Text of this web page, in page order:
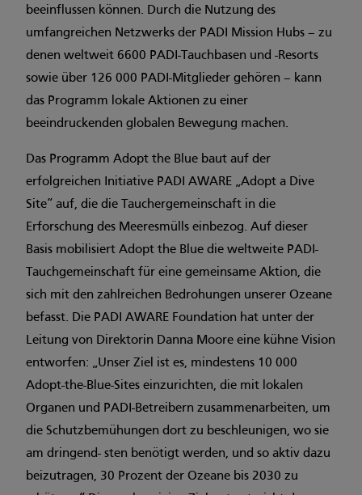
beeinflussen können. Durch die Nutzung des
umfangreichen Netzwerks der PADI Mission Hubs – zu
denen weltweit 6600 PADI-Tauchbasen und -Resorts
sowie über 126 000 PADI-Mitglieder gehören – kann
das Programm lokale Aktionen zu einer
beeindruckenden globalen Bewegung machen.
Das Programm Adopt the Blue baut auf der
erfolgreichen Initiative PADI AWARE „Adopt a Dive
Site“ auf, die die Tauchergemeinschaft in die
Erforschung des Meeresmülls einbezog. Auf dieser
Basis mobilisiert Adopt the Blue die weltweite PADI-
Tauchgemeinschaft für eine gemeinsame Aktion, die
sich mit den zahlreichen Bedrohungen unserer Ozeane
befasst. Die PADI AWARE Foundation hat unter der
Leitung von Direktorin Danna Moore eine kühne Vision
entworfen: „Unser Ziel ist es, mindestens 10 000
Adopt-the-Blue-Sites einzurichten, die mit lokalen
Organen und PADI-Betreibern zusammenarbeiten, um
die Schutzbemühungen dort zu beschleunigen, wo sie
am dringend- sten benötigt werden, und so aktiv dazu
beizutragen, 30 Prozent der Ozeane bis 2030 zu